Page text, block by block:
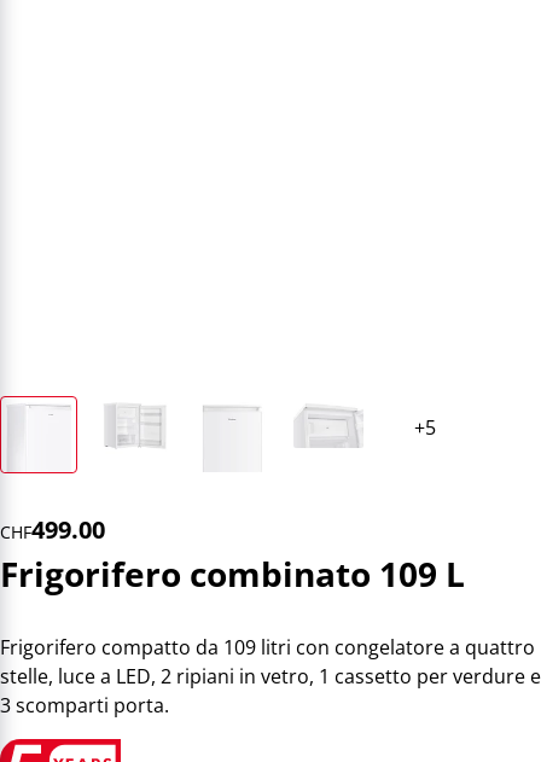
CHF499.00
Frigorifero combinato 109 L
Frigorifero compatto da 109 litri con congelatore a quattro
stelle, luce a LED, 2 ripiani in vetro, 1 cassetto per verdure e
3 scomparti porta.